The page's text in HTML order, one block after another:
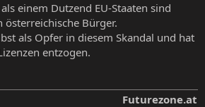
einem Dutzend EU-Staaten sind
Bürger.
als Opfer in diesem Skandal und hat
entzogen.
Futurezone.at